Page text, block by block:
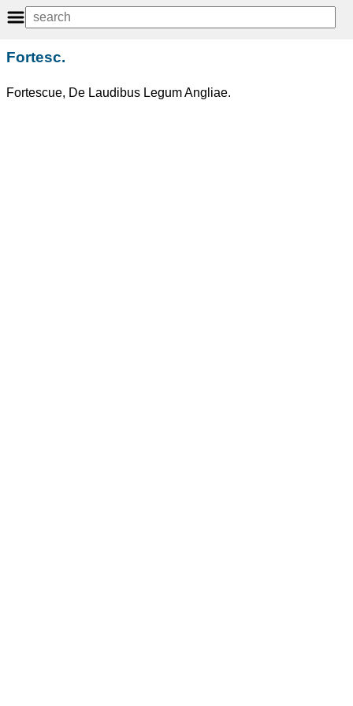
Fortesc.
Fortescue, De Laudibus Legum Angliae.